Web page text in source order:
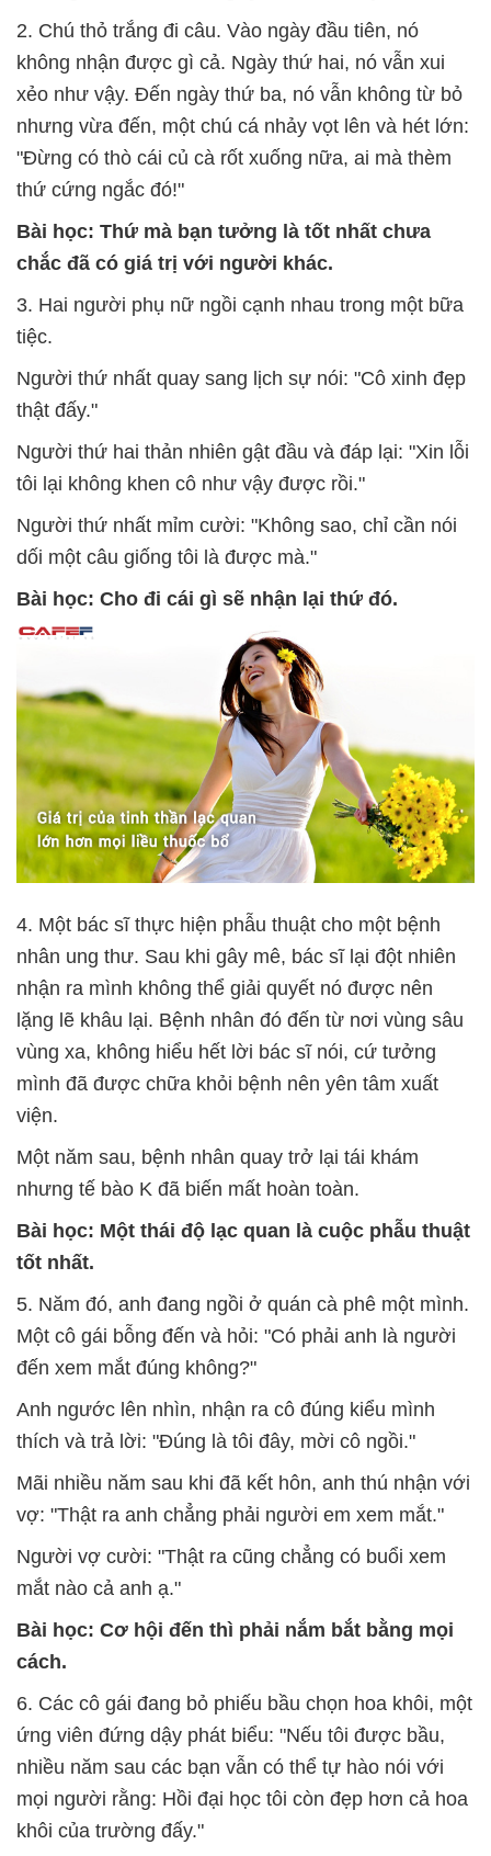
2. Chú thỏ trắng đi câu. Vào ngày đầu tiên, nó
không nhận được gì cả. Ngày thứ hai, nó vẫn xui
xẻo như vậy. Đến ngày thứ ba, nó vẫn không từ bỏ
nhưng vừa đến, một chú cá nhảy vọt lên và hét lớn:
"Đừng có thò cái củ cà rốt xuống nữa, ai mà thèm
thứ cứng ngắc đó!"
Bài học: Thứ mà bạn tưởng là tốt nhất chưa
chắc đã có giá trị với người khác.
3. Hai người phụ nữ ngồi cạnh nhau trong một bữa
tiệc.
Người thứ nhất quay sang lịch sự nói: "Cô xinh đẹp
thật đấy."
Người thứ hai thản nhiên gật đầu và đáp lại: "Xin lỗi
tôi lại không khen cô như vậy được rồi."
Người thứ nhất mỉm cười: "Không sao, chỉ cần nói
dối một câu giống tôi là được mà."
Bài học: Cho đi cái gì sẽ nhận lại thứ đó.
4. Một bác sĩ thực hiện phẫu thuật cho một bệnh
nhân ung thư. Sau khi gây mê, bác sĩ lại đột nhiên
nhận ra mình không thể giải quyết nó được nên
lặng lẽ khâu lại. Bệnh nhân đó đến từ nơi vùng sâu
vùng xa, không hiểu hết lời bác sĩ nói, cứ tưởng
mình đã được chữa khỏi bệnh nên yên tâm xuất
viện.
Một năm sau, bệnh nhân quay trở lại tái khám
nhưng tế bào K đã biến mất hoàn toàn.
Bài học: Một thái độ lạc quan là cuộc phẫu thuật
tốt nhất.
5. Năm đó, anh đang ngồi ở quán cà phê một mình.
Một cô gái bỗng đến và hỏi: "Có phải anh là người
đến xem mắt đúng không?"
Anh ngước lên nhìn, nhận ra cô đúng kiểu mình
thích và trả lời: "Đúng là tôi đây, mời cô ngồi."
Mãi nhiều năm sau khi đã kết hôn, anh thú nhận với
vợ: "Thật ra anh chẳng phải người em xem mắt."
Người vợ cười: "Thật ra cũng chẳng có buổi xem
mắt nào cả anh ạ."
Bài học: Cơ hội đến thì phải nắm bắt bằng mọi
cách.
6. Các cô gái đang bỏ phiếu bầu chọn hoa khôi, một
ứng viên đứng dậy phát biểu: "Nếu tôi được bầu,
nhiều năm sau các bạn vẫn có thể tự hào nói với
mọi người rằng: Hồi đại học tôi còn đẹp hơn cả hoa
khôi của trường đấy."